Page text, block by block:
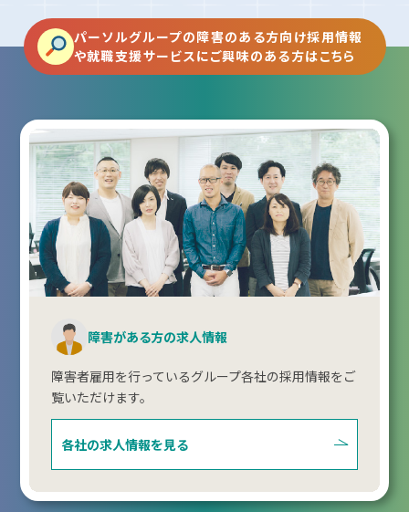
パーソルグループの障害のある方向け採用情報
や就職支援サービスにご興味のある方はこちら
障害がある方の求人情報
障害者雇用を行っているグループ各社の採用情報をご
覧いただけます。
各社の求人情報を見る